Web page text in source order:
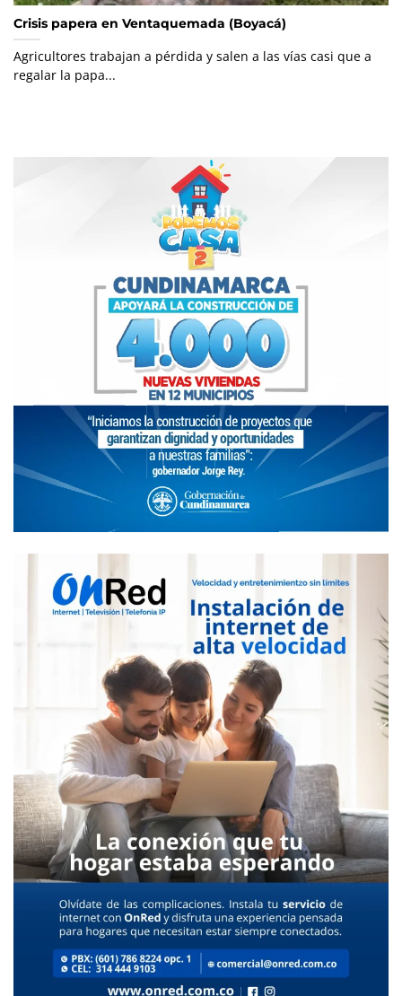
Crisis papera en Ventaquemada (Boyacá)
Agricultores trabajan a pérdida y salen a las vías casi que a
regalar la papa...